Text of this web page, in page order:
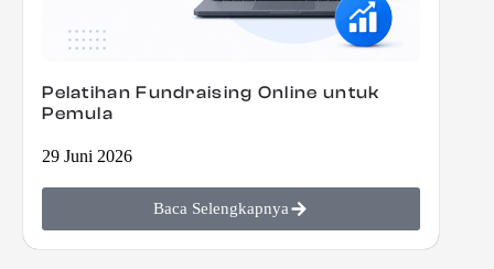
Pelatihan Fundraising Online untuk
Pemula
29 Juni 2026
Baca Selengkapnya